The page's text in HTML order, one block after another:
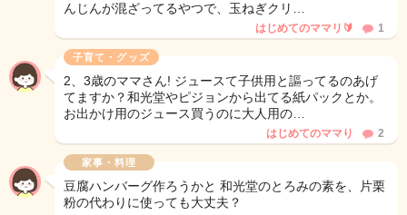
んじんが混ざってるやつで、玉ねぎクリ…
はじめてのママリ🔰 1
子育て・グッズ
2、3歳のママさん! ジュースて子供用と謳ってるのあげ
てますか？和光堂やピジョンから出てる紙パックとか。
お出かけ用のジュース買うのに大人用の…
はじめてのママり 2
家事・料理
豆腐ハンバーグ作ろうかと 和光堂のとろみの素を、片栗
粉の代わりに使っても大丈夫？